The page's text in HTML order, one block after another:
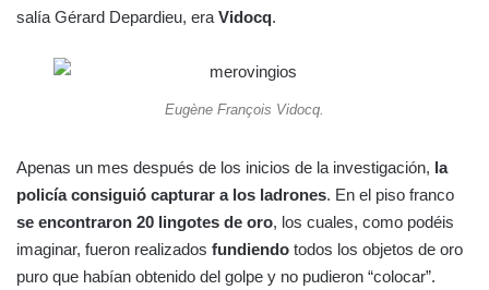
salía Gérard Depardieu, era Vidocq.
Eugène François Vidocq.
Apenas un mes después de los inicios de la investigación, la
policía consiguió capturar a los ladrones. En el piso franco
se encontraron 20 lingotes de oro, los cuales, como podéis
imaginar, fueron realizados fundiendo todos los objetos de oro
puro que habían obtenido del golpe y no pudieron “colocar”.